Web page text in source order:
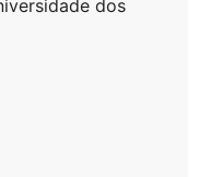
dos